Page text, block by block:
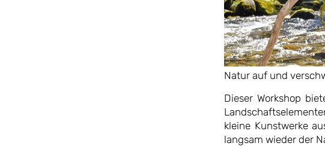
Natur auf und
Dieser Workshop
kleine Kunstwerke
langsam wieder der